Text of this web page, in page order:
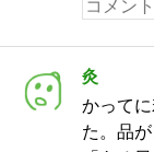
灸
かって
た。品